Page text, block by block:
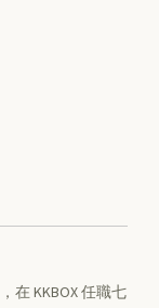
在 KKBOX 任職七